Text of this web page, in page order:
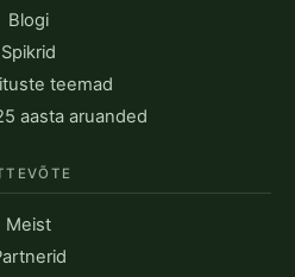
Blogi
Spikrid
teemad
aasta aruanded
Meist